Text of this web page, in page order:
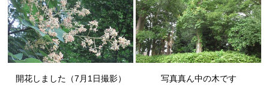
開花しました（7月1日撮影） 写真真ん中の木です